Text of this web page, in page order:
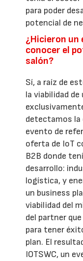
para poder
potencial de
¿Hicieron un
conocer el
salón?
Sí, a raíz de
la viabilidad
detectamos la
evento de
oferta de IoT
B2B donde
desarrollo:
logística, y
un business
viabilidad del
del partner
para tener
plan. El
IOTSWC, un